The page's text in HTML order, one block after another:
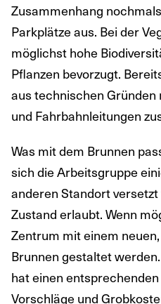
Zusammenhang
Parkplätze aus. Bei der
möglichst hohe
Pflanzen bevorzugt.
aus technischen
und Fahrbahnleitungen
Was mit dem Brunnen
sich die Arbeitsgruppe
anderen Standort
Zustand erlaubt. Wenn
Zentrum mit einem
Brunnen gestaltet
hat einen
Vorschläge und